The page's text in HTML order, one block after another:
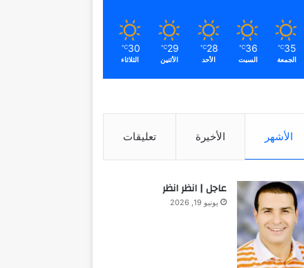
35
℃
الجمعة
36
℃
السبت
28
℃
الأحد
29
℃
الأثنين
30
℃
الثلاثاء
الأشهر الأخيرة تعليقات
عاجل | انظر انظر
يونيو 19, 2026